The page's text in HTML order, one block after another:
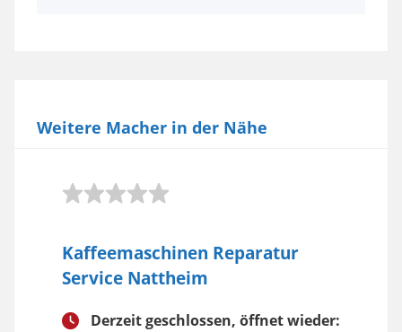
Weitere Macher in der Nähe
Kaffeemaschinen Reparatur
Service Nattheim
Derzeit geschlossen, öffnet wieder: